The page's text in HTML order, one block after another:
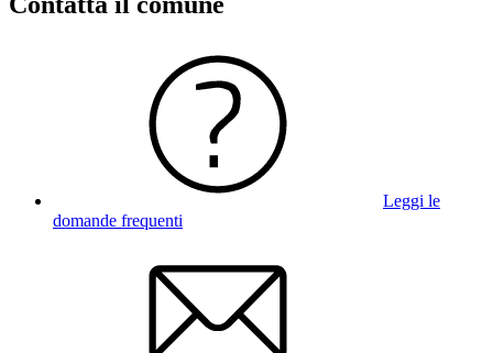
Leggi le
domande frequenti